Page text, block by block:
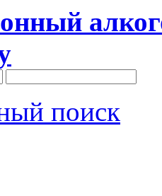
поиск